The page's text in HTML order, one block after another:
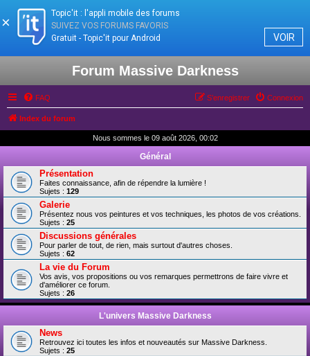
Forum Massive Darkness
FAQ Connexion
S’enregistrer
Index du forum
Nous sommes le 09 août 2026, 00:02
Général
Présentation
Faites connaissance, afin de répendre la lumière !
Sujets : 129
Galerie
Présentez nous vos peintures et vos techniques, les photos de vos créations.
Sujets : 25
Discussions générales
Pour parler de tout, de rien, mais surtout d'autres choses.
Sujets : 62
La vie du Forum
Vos avis, vos propositions ou vos remarques permettrons de faire vivre et
d'améliorer ce forum.
Sujets : 26
L'univers Massive Darkness
News
Retrouvez ici toutes les infos et nouveautés sur Massive Darkness.
Sujets : 25
×
Topic'it : l'appli mobile des forums
SUIVEZ VOS FORUMS FAVORIS
Gratuit - Topic'it pour Android
VOIR